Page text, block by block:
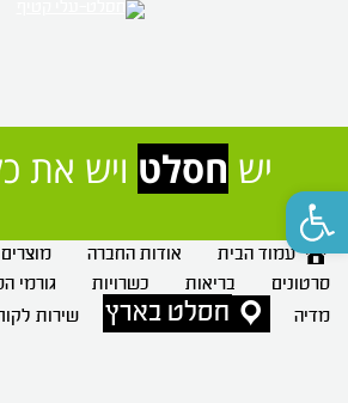
פתח סרגל נגישות
יש חסלט ויש את
עמוד הבית אודות החברה מוצרים
סרטונים
בריאות כשרויות גורמי
מדיה
חסלט בארץ שירות